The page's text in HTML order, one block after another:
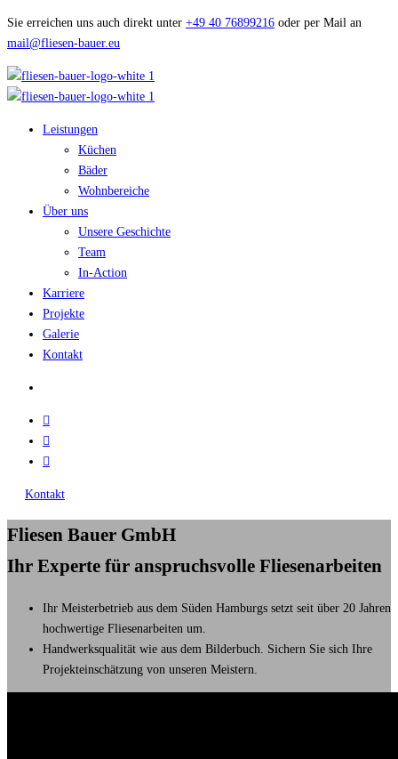
Sie erreichen uns auch direkt unter +49 40 76899216 oder per Mail an
mail@fliesen-bauer.eu
Leistungen
Küchen
Bäder
Wohnbereiche
Über uns
Unsere Geschichte
Team
In-Action
Karriere
Projekte
Galerie
Kontakt
Kontakt
Fliesen Bauer GmbH
Ihr Experte für anspruchsvolle Fliesenarbeiten
Ihr Meisterbetrieb aus dem Süden Hamburgs setzt seit über 20 Jahren
hochwertige Fliesenarbeiten um.
Handwerksqualität wie aus dem Bilderbuch. Sichern Sie sich Ihre
Projekteinschätzung von unseren Meistern.